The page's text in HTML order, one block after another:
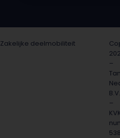
Zakelijke deelmobiliteit
–
B.V.
–